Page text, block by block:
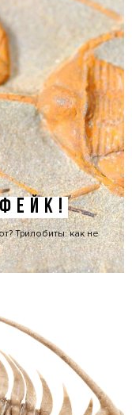
Трилобиты: как не